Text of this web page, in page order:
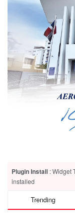
Plugin Install : Widget
installed
Trending